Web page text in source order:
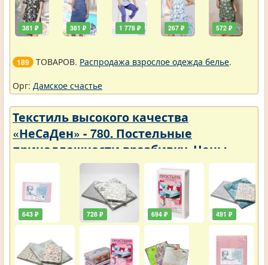
381 ₽ 381 ₽ 1 778 ₽ 267 ₽ 572 ₽
189 ТОВАРОВ. Распродажа взрослое одежда белье.
Орг: Дамское счастье
Текстиль высокого качества
«НеСаДен» - 780. Постельные
принадлежности вразбивку. Цены
упали
643 ₽ 728 ₽ 694 ₽ 491 ₽